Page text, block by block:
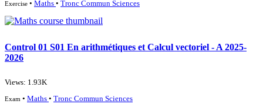
Exercise • Maths • Tronc Commun Sciences
Control 01 S01 En arithmétiques et Calcul vectoriel - A 2025-
2026
Views: 1.93K
Exam • Maths • Tronc Commun Sciences